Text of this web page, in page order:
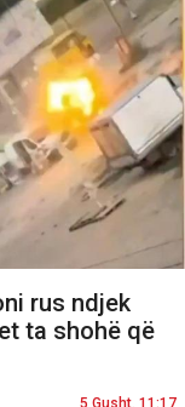
rus ndjek
ta shohë që
5 Gusht, 11:17